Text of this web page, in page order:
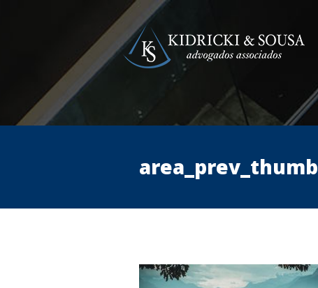
area_prev_thumb